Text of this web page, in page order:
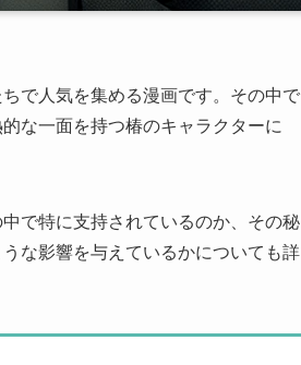
で人気を集める漫画です。その中で
な一面を持つ椿のキャラクターに
で特に支持されているのか、その秘
な影響を与えているかについても詳